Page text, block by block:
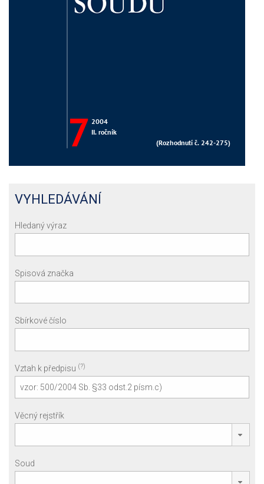
VYHLEDÁVÁNÍ
Hledaný výraz
Spisová značka
Sbírkové číslo
Vztah k předpisu (?)
Věcný rejstřík
Soud